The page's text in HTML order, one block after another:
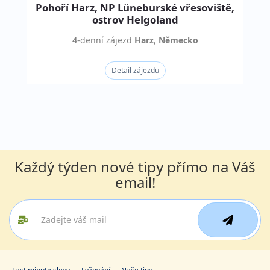
Pohoří Harz, NP Lüneburské vřesoviště,
ostrov Helgoland
4-dennízájezd Harz, Německo
Detail zájezdu
Každý týden nové tipy přímo na Váš
email!